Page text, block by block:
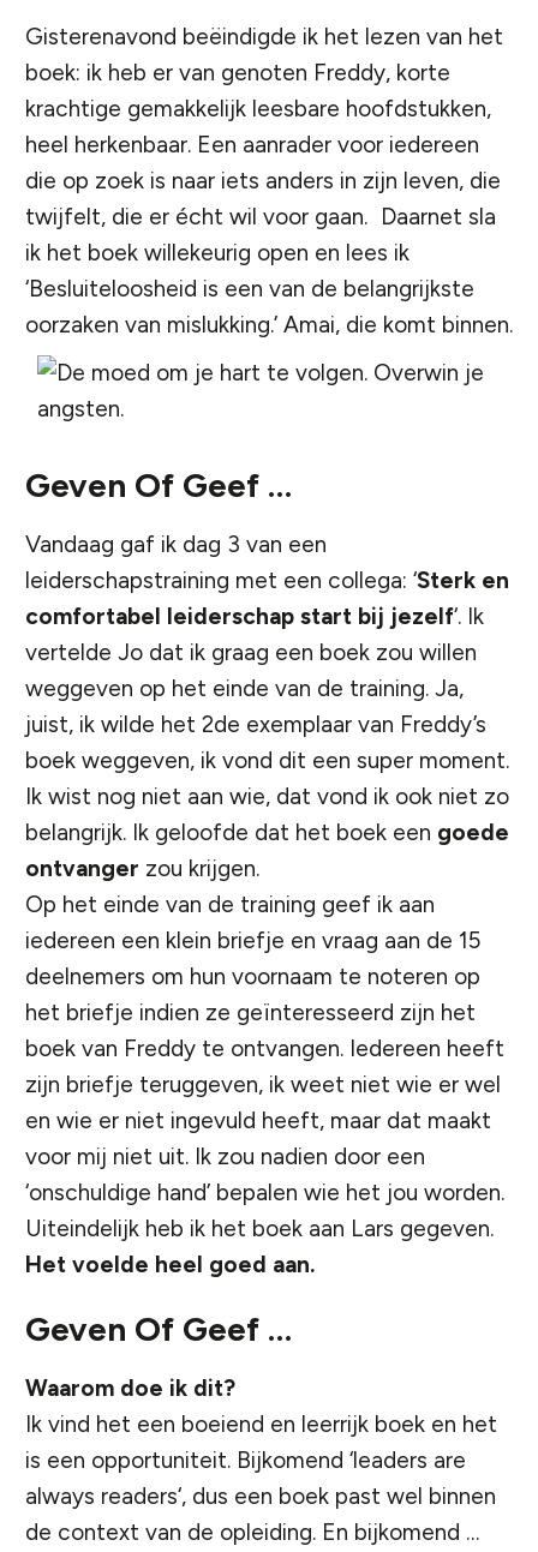
Gisterenavond beëindigde ik het lezen van het
boek: ik heb er van genoten Freddy, korte
krachtige gemakkelijk leesbare hoofdstukken,
heel herkenbaar. Een aanrader voor iedereen
die op zoek is naar iets anders in zijn leven, die
twijfelt, die er écht wil voor gaan. Daarnet sla
ik het boek willekeurig open en lees ik
‘Besluiteloosheid is een van de belangrijkste
oorzaken van mislukking.’ Amai, die komt binnen.
Geven Of Geef …
Vandaag gaf ik dag 3 van een
leiderschapstraining met een collega: ‘Sterk en
comfortabel leiderschap start bij jezelf‘. Ik
vertelde Jo dat ik graag een boek zou willen
weggeven op het einde van de training. Ja,
juist, ik wilde het 2de exemplaar van Freddy’s
boek weggeven, ik vond dit een super moment.
Ik wist nog niet aan wie, dat vond ik ook niet zo
belangrijk. Ik geloofde dat het boek een goede
ontvanger zou krijgen.
Op het einde van de training geef ik aan
iedereen een klein briefje en vraag aan de 15
deelnemers om hun voornaam te noteren op
het briefje indien ze geïnteresseerd zijn het
boek van Freddy te ontvangen. Iedereen heeft
zijn briefje teruggeven, ik weet niet wie er wel
en wie er niet ingevuld heeft, maar dat maakt
voor mij niet uit. Ik zou nadien door een
‘onschuldige hand’ bepalen wie het jou worden.
Uiteindelijk heb ik het boek aan Lars gegeven.
Het voelde heel goed aan.
Geven Of Geef …
Waarom doe ik dit?
Ik vind het een boeiend en leerrijk boek en het
is een opportuniteit. Bijkomend ‘leaders are
always readers‘, dus een boek past wel binnen
de context van de opleiding. En bijkomend …